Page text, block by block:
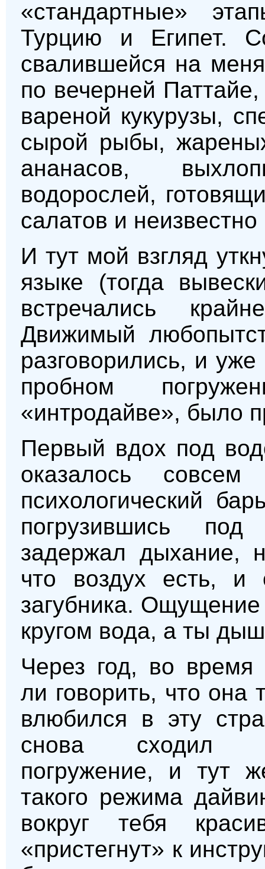
«стандартные»
Турцию и Египет.
свалившейся на меня
по вечерней
вареной кукурузы,
сырой рыбы,
ананасов,
водорослей,
салатов и
И тут мой взгляд
языке (тогда
встречались
Движимый
разговорились, и
пробном
«интродайве», было
Первый вдох под
оказалось
психологический
погрузившись
задержал дыхание,
что воздух есть, и
загубника.
кругом вода, а ты
Через год, во
ли говорить, что она
влюбился в эту
снова сходил
погружение, и тут
такого режима
вокруг тебя
«пристегнут» к